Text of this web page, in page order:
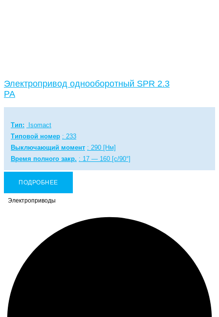
Электропривод однооборотный SPR 2.3
PA
Тип:
Isomact
Типовой номер : 233
Выключающий момент : 290 [Нм]
Время полного закр. : 17 — 160 [с/90°]
ПОДРОБНЕЕ
Электроприводы